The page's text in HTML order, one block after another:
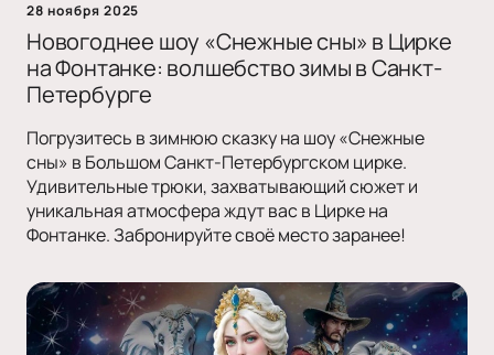
28 ноября 2025
Новогоднее шоу «Снежные сны» в Цирке
на Фонтанке: волшебство зимы в Санкт-
Петербурге
Погрузитесь в зимнюю сказку на шоу «Снежные
сны» в Большом Санкт-Петербургском цирке.
Удивительные трюки, захватывающий сюжет и
уникальная атмосфера ждут вас в Цирке на
Фонтанке. Забронируйте своё место заранее!